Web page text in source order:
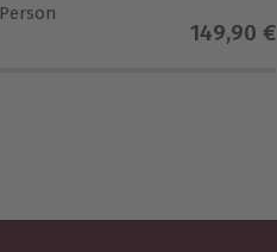
149,90 €